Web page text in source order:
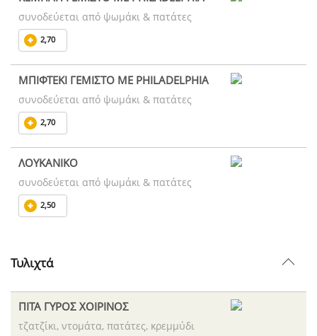
συνοδεύεται από ψωμάκι & πατάτες
2,70
ΜΠΙΦΤΕΚΙ ΓΕΜΙΣΤΟ ΜΕ PHILADELPHIA
συνοδεύεται από ψωμάκι & πατάτες
2,70
ΛΟΥΚΑΝΙΚΟ
συνοδεύεται από ψωμάκι & πατάτες
2,50
Τυλιχτά
ΠΙΤΑ ΓΥΡΟΣ ΧΟΙΡΙΝΟΣ
τζατζίκι, ντομάτα, πατάτες, κρεμμύδι